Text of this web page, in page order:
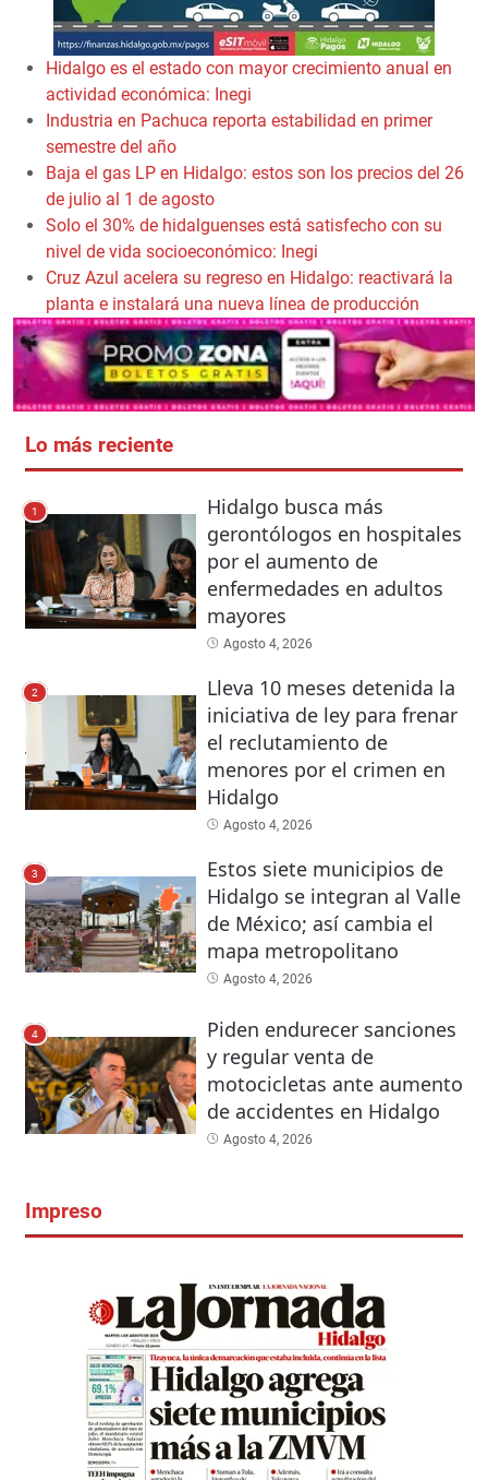
Hidalgo es el estado con mayor crecimiento anual en
actividad económica: Inegi
Industria en Pachuca reporta estabilidad en primer
semestre del año
Baja el gas LP en Hidalgo: estos son los precios del 26
de julio al 1 de agosto
Solo el 30% de hidalguenses está satisfecho con su
nivel de vida socioeconómico: Inegi
Cruz Azul acelera su regreso en Hidalgo: reactivará la
planta e instalará una nueva línea de producción
Lo más reciente
1
Hidalgo busca más
gerontólogos en hospitales
por el aumento de
enfermedades en adultos
mayores
Agosto 4, 2026
2
Lleva 10 meses detenida la
iniciativa de ley para frenar
el reclutamiento de
menores por el crimen en
Hidalgo
Agosto 4, 2026
3
Estos siete municipios de
Hidalgo se integran al Valle
de México; así cambia el
mapa metropolitano
Agosto 4, 2026
4
Piden endurecer sanciones
y regular venta de
motocicletas ante aumento
de accidentes en Hidalgo
Agosto 4, 2026
Impreso